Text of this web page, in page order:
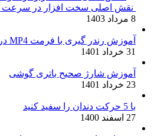
نقش اصلی سخت افزار در سرعت
8 مرداد 1403
آموزش رندر گیری با فرمت MP4 در افترافکت
31 خرداد 1401
آموزش شارژ صحیح باتری گوشی
23 خرداد 1401
با 5 حرکت دندان را سفید کنید
27 اسفند 1400